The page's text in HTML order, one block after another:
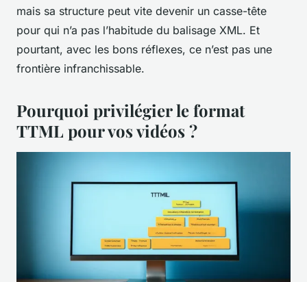
mais sa structure peut vite devenir un casse-tête
pour qui n’a pas l’habitude du balisage XML. Et
pourtant, avec les bons réflexes, ce n’est pas une
frontière infranchissable.
Pourquoi privilégier le format
TTML pour vos vidéos ?